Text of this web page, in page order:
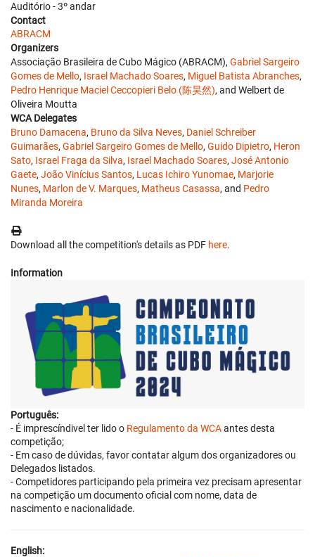
Auditório - 3º andar
Contact
ABRACM
Organizers
Associação Brasileira de Cubo Mágico (ABRACM), Gabriel Sargeiro
Gomes de Mello, Israel Machado Soares, Miguel Batista Abranches,
Pedro Henrique Maciel Ceccopieri Belo (陈昊然), and Welbert de
Oliveira Moutta
WCA Delegates
Bruno Damacena, Bruno da Silva Neves, Daniel Schreiber
Guimarães, Gabriel Sargeiro Gomes de Mello, Guido Dipietro, Heron
Sato, Israel Fraga da Silva, Israel Machado Soares, José Antonio
Gaete, João Vinícius Santos, Lucas Ichiro Yunomae, Marjorie
Nunes, Marlon de V. Marques, Matheus Casassa, and Pedro
Miranda Moreira
Download all the competition's details as PDF here.
Information
Português:
- É imprescíndivel ter lido o Regulamento da WCAantes desta
competição;
- Em caso de dúvidas, favor contatar algum dos organizadores ou
Delegados listados.
- Competidores participando pela primeira vez precisam apresentar
na competição um documento oficial com nome, data de
nascimento e nacionalidade.
English: